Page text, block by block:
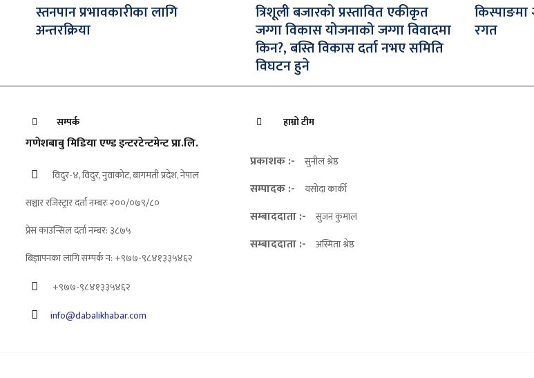
स्तनपान प्रभावकारीका लागि
अन्तरक्रिया
त्रिशूली बजारको प्रस्तावित एकीकृत
जग्गा विकास योजनाको जग्गा विवादमा
किन?, बस्ति विकास दर्ता नभए समिति
विघटन हुने
रगत
सम्पर्क
गणेशबाबु मिडिया एण्ड इन्टरटेन्टमेन्ट प्रा.लि.
विदुर-४, विदुर, नुवाकोट, बागमती प्रदेश, नेपाल
सञ्चार रजिस्ट्रार दर्ता नम्बरः २००/०७९/८०
प्रेस काउन्सिल दर्ता नम्बर: ३८७५
बिज्ञापनका लागि सम्पर्क न: +९७७-९८४१३३५४६२
+९७७-९८४१३३५४६२
info@dabalikhabar.com
हाम्रो टीम
प्रकाशक :- सुनील श्रेष्ठ
सम्पादक :- यसोदा कार्की
सम्बाददाता :- सुजन कुमाल
सम्बाददाता :- अस्मिता श्रेष्ठ